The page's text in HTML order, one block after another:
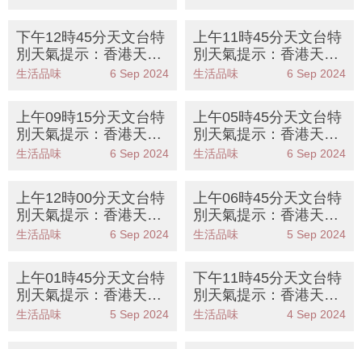
下午12時45分天文台特
別天氣提示：香港天文
台發出三號強風信號 超
生活品味 6 Sep 2024
上午11時45分天文台特
別天氣提示：香港天文
台發出八號東北烈風或
生活品味 6 Sep 2024
上午09時15分天文台特
別天氣提示：香港天文
台發出八號東北烈風或
生活品味 6 Sep 2024
上午05時45分天文台特
別天氣提示：香港天文
台發出八號東北烈風或
生活品味 6 Sep 2024
上午12時00分天文台特
別天氣提示：香港天文
台發出八號東北烈風或
生活品味 6 Sep 2024
上午06時45分天文台特
別天氣提示：香港天文
台發出三號強風信號 超
生活品味 5 Sep 2024
上午01時45分天文台特
別天氣提示：香港天文
台發出三號強風信號 超
生活品味 5 Sep 2024
下午11時45分天文台特
別天氣提示：香港天文
台發出三號強風信號 超
生活品味 4 Sep 2024